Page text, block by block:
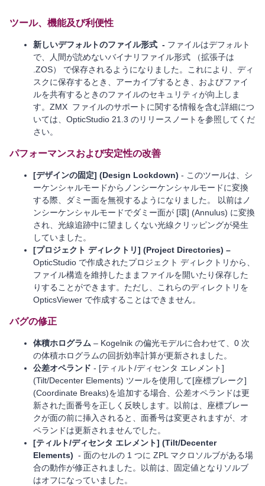
ツール、機能及び利便性
新しいデフォルトのファイル形式 - ファイルはデフォルト
で、人間が読めないバイナリファイル形式 （拡張子は
.ZOS） で保存されるようになりました。これにより、ディ
スクに保存するとき、アーカイブするとき、およびファイ
ルを共有するときのファイルのセキュリティが向上しま
す。ZMX ファイルのサポートに関する情報を含む詳細につ
いては、OpticStudio 21.3 のリリースノートを参照してくだ
さい。
パフォーマンスおよび安定性の改善
[デザインの固定] (Design Lockdown) - このツールは、シ
ーケンシャルモードからノンシーケンシャルモードに変換
する際、ダミー面を無視するようになりました。 以前はノ
ンシーケンシャルモードでダミー面が [環] (Annulus) に変換
され、光線追跡中に望ましくない光線クリッピングが発生
していました。
[プロジェクト ディレクトリ] (Project Directories) –
OpticStudio で作成されたプロジェクト ディレクトリから、
ファイル構造を維持したままファイルを開いたり保存した
りすることができます。ただし、これらのディレクトリを
OpticsViewer で作成することはできません。
バグの修正
体積ホログラム – Kogelnik の偏光モデルに合わせて、0 次
の体積ホログラムの回折効率計算が更新されました。
公差オペランド - [ティルト/ディセンタ エレメント]
(Tilt/Decenter Elements) ツールを使用して[座標ブレーク]
(Coordinate Breaks)を追加する場合、公差オペランドは更
新された面番号を正しく反映します。以前は、座標ブレー
クが面の前に挿入されると、面番号は変更されますが、オ
ペランドは更新されませんでした。
[ティルト/ディセンタ エレメント] (Tilt/Decenter
Elements) - 面のセルの 1 つに ZPL マクロソルブがある場
合の動作が修正されました。以前は、固定値となりソルブ
はオフになっていました。